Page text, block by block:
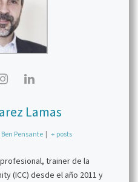
Lamas
Pensante | + posts
trainer de la
(ICC) desde el año 2011 y